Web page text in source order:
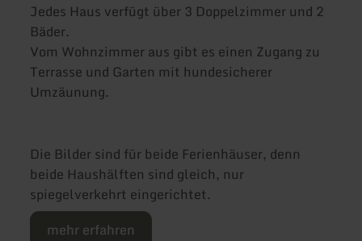
Jedes Haus verfügt über 3 Doppelzimmer und 2
Bäder.
Vom Wohnzimmer aus gibt es einen Zugang zu
Terrasse und Garten mit hundesicherer
Umzäunung.
Die Bilder sind für beide Ferienhäuser, denn
beide Haushälften sind gleich, nur
spiegelverkehrt eingerichtet.
mehr erfahren